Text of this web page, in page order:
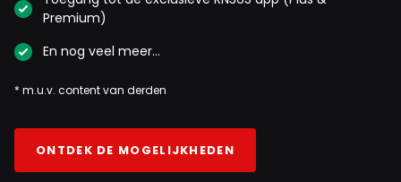
Premium)
En nog veel meer…
* m.u.v. content van derden
ONTDEK DE MOGELIJKHEDEN